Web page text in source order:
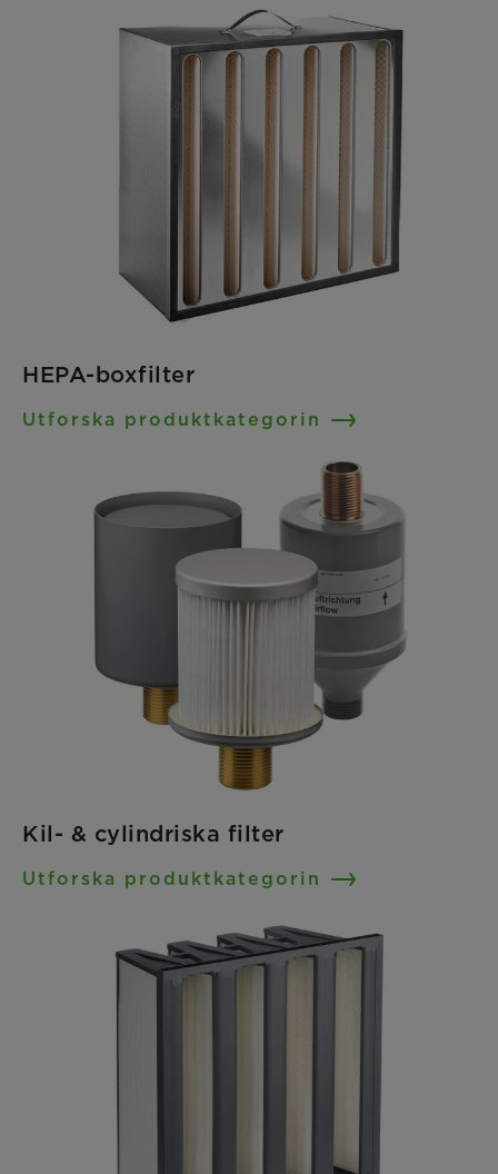
HEPA-boxfilter
Utforska produktkategorin
Kil- & cylindriska filter
Utforska produktkategorin